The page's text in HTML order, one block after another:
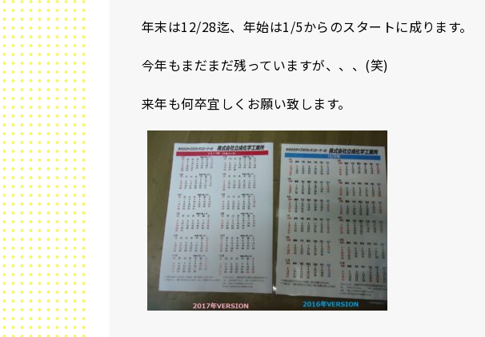
年末は12/28迄、年始は1/5からのスタートに成ります。
今年もまだまだ残っていますが、、、(笑)
来年も何卒宜しくお願い致します。